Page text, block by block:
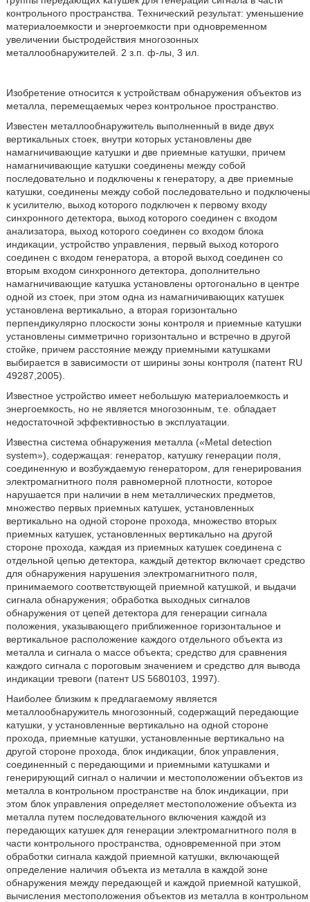
контрольного пространства. Технический результат: уменьшение
материалоемкости и энергоемкости при одновременном
увеличении быстродействия многозонных
металлообнаружителей. 2 з.п. ф-лы, 3 ил.
Изобретение относится к устройствам обнаружения объектов из
металла, перемещаемых через контрольное пространство.
Известен металлообнаружитель выполненный в виде двух
вертикальных стоек, внутри которых установлены две
намагничивающие катушки и две приемные катушки, причем
намагничивающие катушки соединены между собой
последовательно и подключены к генератору, а две приемные
катушки, соединены между собой последовательно и подключены
к усилителю, выход которого подключен к первому входу
синхронного детектора, выход которого соединен с входом
анализатора, выход которого соединен со входом блока
индикации, устройство управления, первый выход которого
соединен с входом генератора, а второй выход соединен со
вторым входом синхронного детектора, дополнительно
намагничивающие катушка установлены ортогонально в центре
одной из стоек, при этом одна из намагничивающих катушек
установлена вертикально, а вторая горизонтально
перпендикулярно плоскости зоны контроля и приемные катушки
установлены симметрично горизонтально и встречно в другой
стойке, причем расстояние между приемными катушками
выбирается в зависимости от ширины зоны контроля (патент RU
49287,2005).
Известное устройство имеет небольшую материалоемкость и
энергоемкость, но не является многозонным, т.е. обладает
недостаточной эффективностью в эксплуатации.
Известна система обнаружения металла («Metal detection
system»), содержащая: генератор, катушку генерации поля,
соединенную и возбуждаемую генератором, для генерирования
электромагнитного поля равномерной плотности, которое
нарушается при наличии в нем металлических предметов,
множество первых приемных катушек, установленных
вертикально на одной стороне прохода, множество вторых
приемных катушек, установленных вертикально на другой
стороне прохода, каждая из приемных катушек соединена с
отдельной цепью детектора, каждый детектор включает средство
для обнаружения нарушения электромагнитного поля,
принимаемого соответствующей приемной катушкой, и выдачи
сигнала обнаружения; обработка выходных сигналов
обнаружения от цепей детектора для генерации сигнала
положения, указывающего приближенное горизонтальное и
вертикальное расположение каждого отдельного объекта из
металла и сигнала о массе объекта; средство для сравнения
каждого сигнала с пороговым значением и средство для вывода
индикации тревоги (патент US 5680103, 1997).
Наиболее близким к предлагаемому является
металлообнаружитель многозонный, содержащий передающие
катушки, у установленные вертикально на одной стороне
прохода, приемные катушки, установленные вертикально на
другой стороне прохода, блок индикации, блок управления,
соединенный с передающими и приемными катушками и
генерирующий сигнал о наличии и местоположении объектов из
металла в контрольном пространстве на блок индикации, при
этом блок управления определяет местоположение объекта из
металла путем последовательного включения каждой из
передающих катушек для генерации электромагнитного поля в
части контрольного пространства, одновременной при этом
обработки сигнала каждой приемной катушки, включающей
определение наличия объекта из металла в каждой зоне
обнаружения между передающей и каждой приемной катушкой,
вычисления местоположения объектов из металла в контрольном